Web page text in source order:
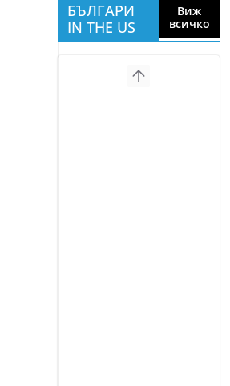
БЪЛГАРИ
IN THE US
Виж
всичко